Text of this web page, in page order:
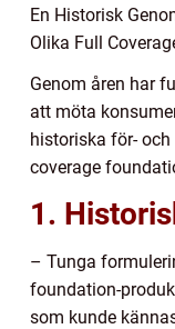
En Historisk
Olika Full
Genom åren har
att möta
historiska för-
coverage
1.
– Tunga
foundation-
som kunde